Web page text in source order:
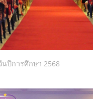
ปีการศึกษา 2568